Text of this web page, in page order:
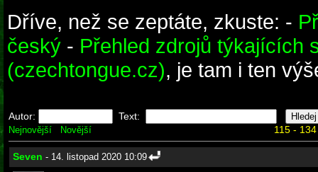
Dříve, než se zeptáte, zkuste: -
český - Přehled zdrojů týkajících
(czechtongue.cz), je tam i ten
Autor: Text:
Nejnovější Novější 115 -
Seven - 14. listopad 2020 10:09